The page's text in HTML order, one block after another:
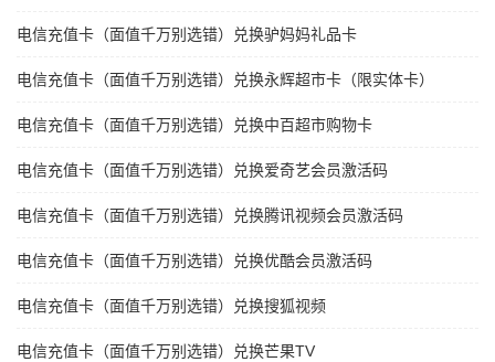
电信充值卡（面值千万别选错）兑换驴妈妈礼品卡
电信充值卡（面值千万别选错）兑换永辉超市卡（限实体卡）
电信充值卡（面值千万别选错）兑换中百超市购物卡
电信充值卡（面值千万别选错）兑换爱奇艺会员激活码
电信充值卡（面值千万别选错）兑换腾讯视频会员激活码
电信充值卡（面值千万别选错）兑换优酷会员激活码
电信充值卡（面值千万别选错）兑换搜狐视频
电信充值卡（面值千万别选错）兑换芒果TV